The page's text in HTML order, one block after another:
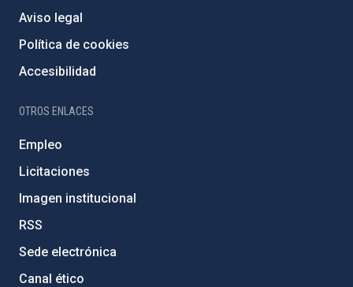
Aviso legal
Política de cookies
Accesibilidad
OTROS ENLACES
Empleo
Licitaciones
Imagen institucional
RSS
Sede electrónica
Canal ético